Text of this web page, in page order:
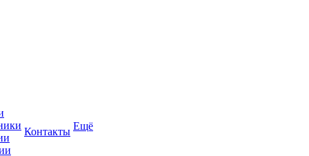
Контакты Ещё